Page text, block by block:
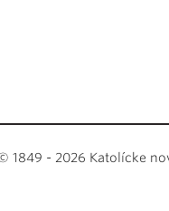
1849 - 2026 Katolícke